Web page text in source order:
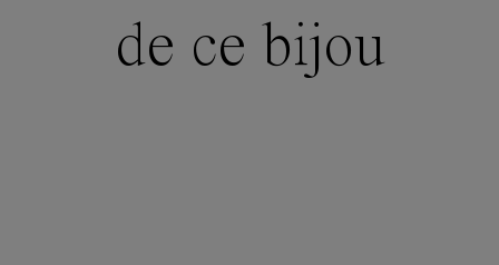
de ce bijou